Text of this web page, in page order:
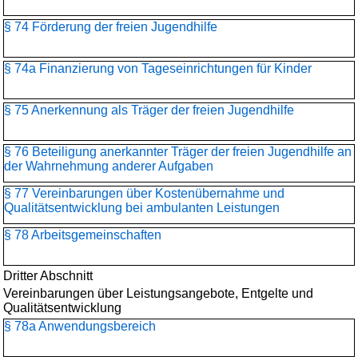
§ 74 Förderung der freien Jugendhilfe
§ 74a Finanzierung von Tageseinrichtungen für Kinder
§ 75 Anerkennung als Träger der freien Jugendhilfe
§ 76 Beteiligung anerkannter Träger der freien Jugendhilfe an
der Wahrnehmung anderer Aufgaben
§ 77 Vereinbarungen über Kostenübernahme und
Qualitätsentwicklung bei ambulanten Leistungen
§ 78 Arbeitsgemeinschaften
Dritter Abschnitt
Vereinbarungen über Leistungsangebote, Entgelte und
Qualitätsentwicklung
§ 78a Anwendungsbereich